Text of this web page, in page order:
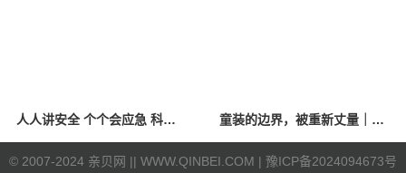
人人讲安全 个个会应急 科学应对防震避险 童装的边界，被重新丈量｜2026中国国际时装周·童话小镇圆满收官
© 2007-2024 亲贝网 || WWW.QINBEI.COM | 豫ICP备2024094673号